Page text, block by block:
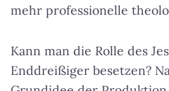
mehr professionelle
Kann man die Rolle des
Enddreißiger besetzen?